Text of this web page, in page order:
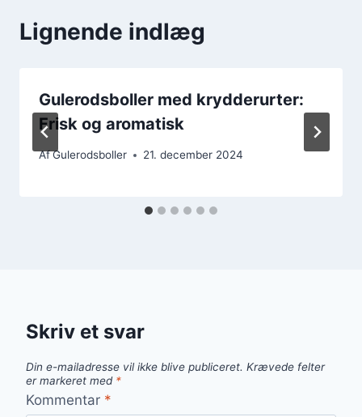
Lignende indlæg
Gulerodsboller med krydderurter:
Frisk og aromatisk
AfGulerodsboller 21. december 2024
Skriv et svar
Din e-mailadresse vil ikke blive publiceret. Krævede felter
er markeret med *
Kommentar *